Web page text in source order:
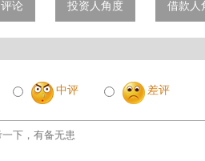
论 投资人角度 借款人
中评 差评